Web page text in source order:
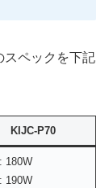
スペックを下記
KIJC-P70
180W
190W